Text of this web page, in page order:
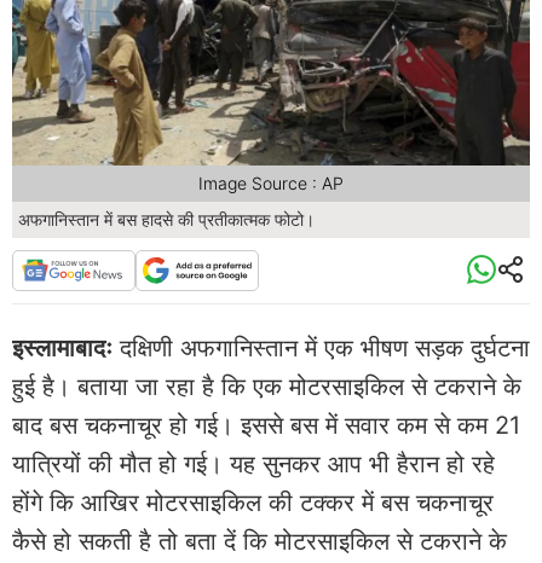
अफगानिस्तान में बस हादसे की प्रतीकात्मक फोटो।
Image Source : AP
इस्लामाबादः दक्षिणी अफगानिस्तान में एक भीषण सड़क दुर्घटना
हुई है। बताया जा रहा है कि एक मोटरसाइकिल से टकराने के
बाद बस चकनाचूर हो गई। इससे बस में सवार कम से कम 21
यात्रियों की मौत हो गई। यह सुनकर आप भी हैरान हो रहे
होंगे कि आखिर मोटरसाइकिल की टक्कर में बस चकनाचूर
कैसे हो सकती है तो बता दें कि मोटरसाइकिल से टकराने के